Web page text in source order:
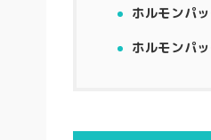
ホルモンパ
ホルモンパ